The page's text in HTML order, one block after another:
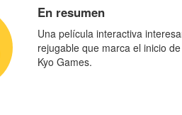
En resumen
Una película interactiva
rejugable que marca el inicio
Kyo Games.